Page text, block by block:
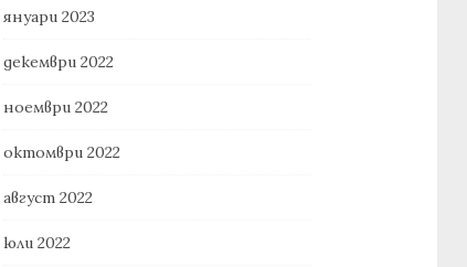
януари 2023
декември 2022
ноември 2022
октомври 2022
август 2022
юли 2022